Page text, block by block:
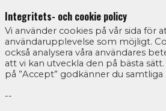
Integritets- och cookie policy
Vi använder cookies på vår sida för
användarupplevelse som möjligt.
också analysera våra användares
att vi kan utveckla den på bästa
på ”Accept” godkänner du samtliga
--